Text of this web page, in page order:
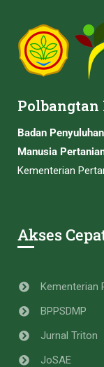
Badan
Manusia
Kementerian
Akses
Kementerian
BPPSDMP
Jurnal Triton
JoSAE